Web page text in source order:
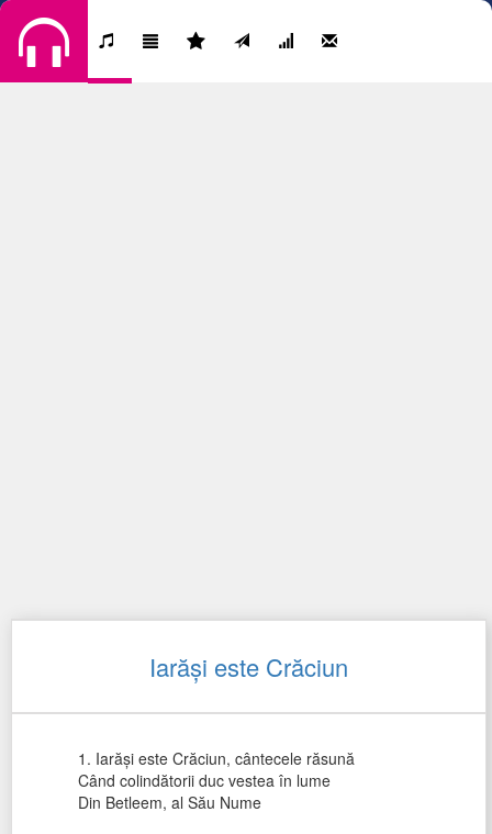
Iarăși este Crăciun
1. Iarăși este Crăciun, cântecele răsună
Când colindătorii duc vestea în lume
Din Betleem, al Său Nume